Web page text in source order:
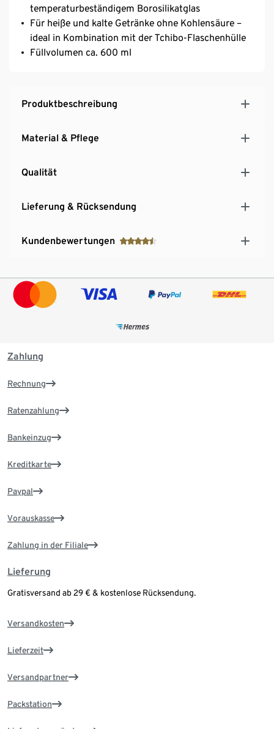
temperaturbeständigem Borosilikatglas
Für heiße und kalte Getränke ohne Kohlensäure –
ideal in Kombination mit der Tchibo-Flaschenhülle
Füllvolumen ca. 600 ml
Produktbeschreibung
Material & Pflege
Qualität
Lieferung & Rücksendung
Kundenbewertungen
Zahlung
Rechnung
Ratenzahlung
Bankeinzug
Kreditkarte
Paypal
Vorauskasse
Zahlung in der Filiale
Lieferung
Gratisversand ab 29 € & kostenlose Rücksendung.
Versandkosten
Lieferzeit
Versandpartner
Packstation